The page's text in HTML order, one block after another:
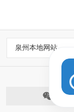
泉州本地网站
微信